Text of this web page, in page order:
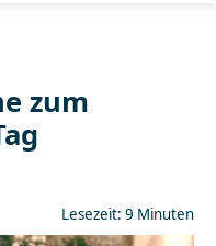
zum
Lesezeit: 9 Minuten